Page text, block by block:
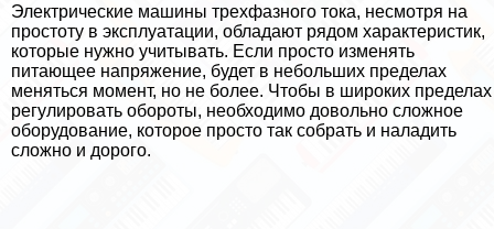
Электрические машины трехфазного тока, несмотря на
простоту в эксплуатации, обладают рядом хаpaктеристик,
которые нужно учитывать. Если просто изменять
питающее напряжение, будет в небольших пределах
меняться момент, но не более. Чтобы в широких пределах
регулировать обороты, необходимо довольно сложное
оборудование, которое просто так собрать и наладить
сложно и дорого.